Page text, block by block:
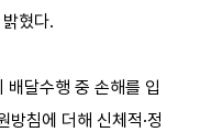
혔다.
배달수행 중 손해를 입
침에 더해 신체적·정